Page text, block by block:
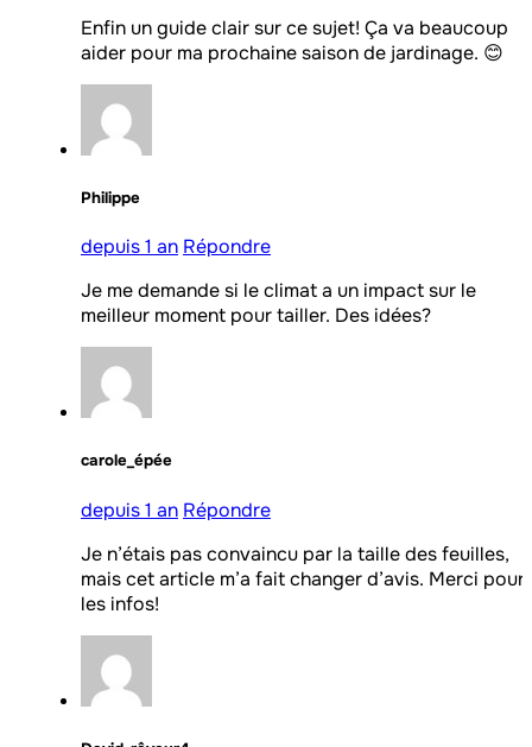
Enfin un guide clair sur ce sujet! Ça va beaucoup
aider pour ma prochaine saison de jardinage. 😊
Philippe
depuis 1 an Répondre
Je me demande si le climat a un impact sur le
meilleur moment pour tailler. Des idées?
carole_épée
depuis 1 an Répondre
Je n’étais pas convaincu par la taille des feuilles,
mais cet article m’a fait changer d’avis. Merci pour
les infos!